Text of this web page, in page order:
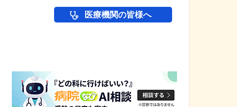
医療機関の皆様へ